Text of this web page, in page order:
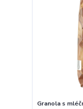
Granola s